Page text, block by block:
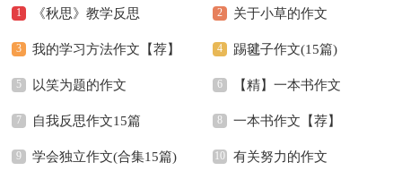
《秋思》教学反思 关于小草的作文
我的学习方法作文【荐】 踢毽子作文(15篇)
以笑为题的作文 【精】一本书作文
自我反思作文15篇 一本书作文【荐】
学会独立作文(合集15篇) 有关努力的作文